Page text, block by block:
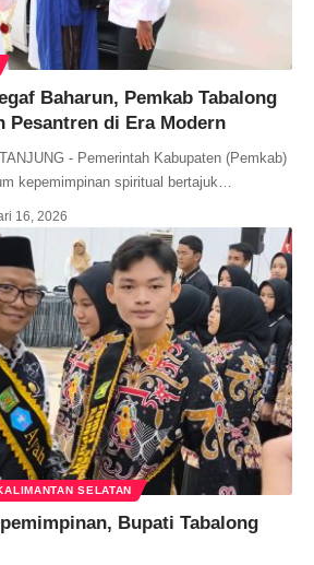
Baharun, Pemkab Tabalong
Pesantren di Era Modern
- Pemerintah Kabupaten (Pemkab)
kepemimpinan spiritual bertajuk…
16, 2026
SELATAN
Bupati Tabalong